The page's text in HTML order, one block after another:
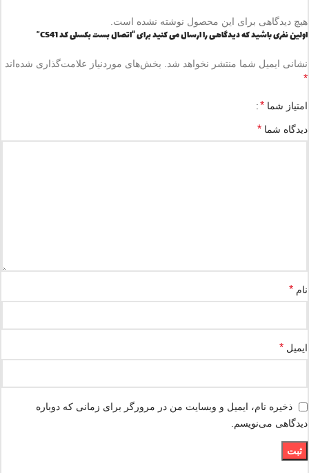
هیچ دیدگاهی برای این محصول نوشته نشده است.
اولین نفری باشید که دیدگاهی را ارسال می کنید برای “اتصال بست بکسلی کد CS41”
نشانی ایمیل شما منتشر نخواهد شد. بخش‌های موردنیاز علامت‌گذاری شده‌اند
*
امتیاز شما *
دیدگاه شما *
نام *
ایمیل *
ذخیره نام، ایمیل و وبسایت من در مرورگر برای زمانی که دوباره
دیدگاهی می‌نویسم.